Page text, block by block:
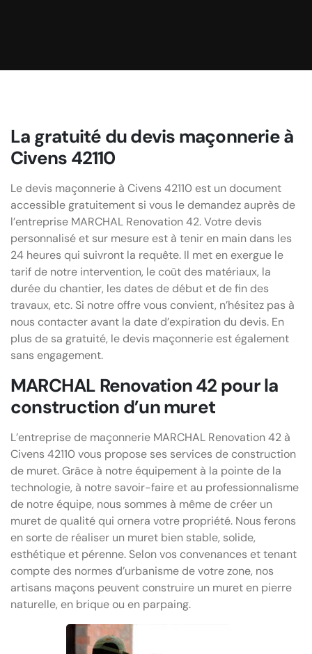
La gratuité du devis maçonnerie à
Civens 42110
Le devis maçonnerie à Civens 42110 est un document
accessible gratuitement si vous le demandez auprès de
l’entreprise MARCHAL Renovation 42. Votre devis
personnalisé et sur mesure est à tenir en main dans les
24 heures qui suivront la requête. Il met en exergue le
tarif de notre intervention, le coût des matériaux, la
durée du chantier, les dates de début et de fin des
travaux, etc. Si notre offre vous convient, n’hésitez pas à
nous contacter avant la date d’expiration du devis. En
plus de sa gratuité, le devis maçonnerie est également
sans engagement.
MARCHAL Renovation 42 pour la
construction d’un muret
L’entreprise de maçonnerie MARCHAL Renovation 42 à
Civens 42110 vous propose ses services de construction
de muret. Grâce à notre équipement à la pointe de la
technologie, à notre savoir-faire et au professionnalisme
de notre équipe, nous sommes à même de créer un
muret de qualité qui ornera votre propriété. Nous ferons
en sorte de réaliser un muret bien stable, solide,
esthétique et pérenne. Selon vos convenances et tenant
compte des normes d’urbanisme de votre zone, nos
artisans maçons peuvent construire un muret en pierre
naturelle, en brique ou en parpaing.